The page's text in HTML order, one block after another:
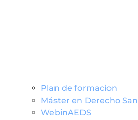
Plan de formacion
Máster en Derecho
WebinAEDS